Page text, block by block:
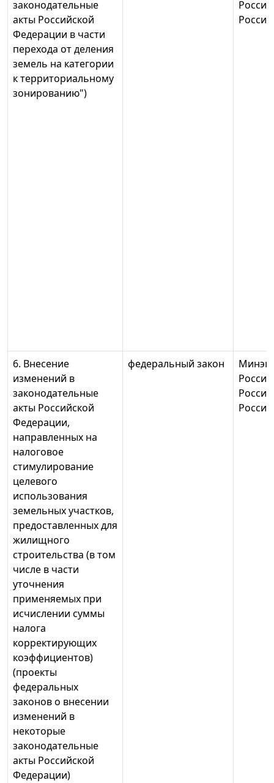
законодательные
акты Российской
Федерации в части
перехода от деления
земель на категории
к территориальному
зонированию")
России
6. Внесение
изменений в
законодательные
акты Российской
Федерации,
направленных на
налоговое
стимулирование
целевого
использования
земельных участков,
предоставленных для
жилищного
строительства (в том
числе в части
уточнения
применяемых при
исчислении суммы
налога
корректирующих
коэффициентов)
(проекты
федеральных
законов о внесении
изменений в
некоторые
законодательные
акты Российской
Федерации)
федеральный закон
России